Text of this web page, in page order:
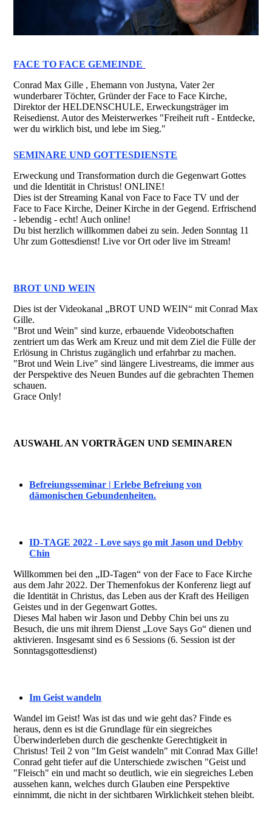
FACE TO FACE GEMEINDE
Conrad Max Gille , Ehemann von Justyna, Vater 2er
wunderbarer Töchter, Gründer der Face to Face Kirche,
Direktor der HELDENSCHULE, Erweckungsträger im
Reisedienst. Autor des Meisterwerkes "Freiheit ruft - Entdecke,
wer du wirklich bist, und lebe im Sieg."
SEMINARE UND GOTTESDIENSTE
Erweckung und Transformation durch die Gegenwart Gottes
und die Identität in Christus! ONLINE!
Dies ist der Streaming Kanal von Face to Face TV und der
Face to Face Kirche, Deiner Kirche in der Gegend. Erfrischend
- lebendig - echt! Auch online!
Du bist herzlich willkommen dabei zu sein. Jeden Sonntag 11
Uhr zum Gottesdienst! Live vor Ort oder live im Stream!
BROT UND WEIN
Dies ist der Videokanal „BROT UND WEIN“ mit Conrad Max
Gille.
"Brot und Wein" sind kurze, erbauende Videobotschaften
zentriert um das Werk am Kreuz und mit dem Ziel die Fülle der
Erlösung in Christus zugänglich und erfahrbar zu machen.
"Brot und Wein Live" sind längere Livestreams, die immer aus
der Perspektive des Neuen Bundes auf die gebrachten Themen
schauen.
Grace Only!
AUSWAHL AN VORTRÄGEN UND SEMINAREN
Befreiungsseminar | Erlebe Befreiung von
dämonischen Gebundenheiten.
ID-TAGE 2022 - Love says go mit Jason und Debby
Chin
Willkommen bei den „ID-Tagen“ von der Face to Face Kirche
aus dem Jahr 2022. Der Themenfokus der Konferenz liegt auf
die Identität in Christus, das Leben aus der Kraft des Heiligen
Geistes und in der Gegenwart Gottes.
Dieses Mal haben wir Jason und Debby Chin bei uns zu
Besuch, die uns mit ihrem Dienst „Love Says Go“ dienen und
aktivieren. Insgesamt sind es 6 Sessions (6. Session ist der
Sonntagsgottesdienst)
Im Geist wandeln
Wandel im Geist! Was ist das und wie geht das? Finde es
heraus, denn es ist die Grundlage für ein siegreiches
Überwinderleben durch die geschenkte Gerechtigkeit in
Christus! Teil 2 von "Im Geist wandeln" mit Conrad Max Gille!
Conrad geht tiefer auf die Unterschiede zwischen "Geist und
"Fleisch" ein und macht so deutlich, wie ein siegreiches Leben
aussehen kann, welches durch Glauben eine Perspektive
einnimmt, die nicht in der sichtbaren Wirklichkeit stehen bleibt.